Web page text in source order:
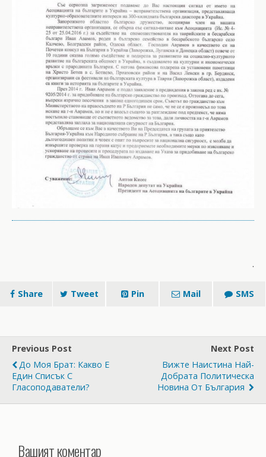
.
Share Tweet Pin Mail SMS
Previous Post
До Моя Брат: Какво Е
Един Списък С
Гласоподаватели?
Next Post
Вижте Наистина Най-
Добрата Политическа
Новина От България
Вашият коментар